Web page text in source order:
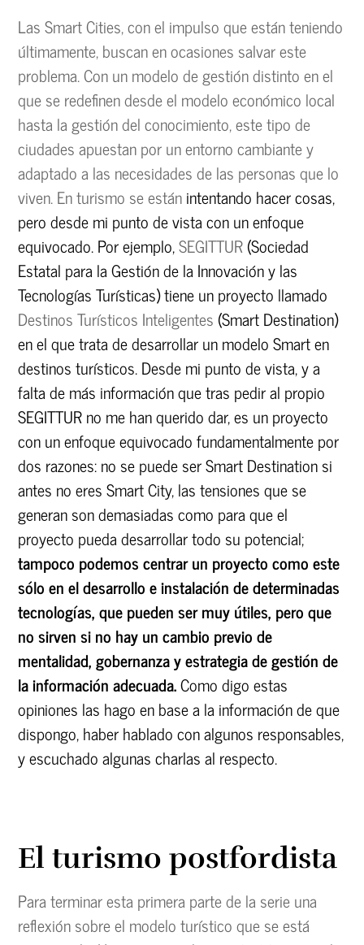
Las Smart Cities, con el impulso que están teniendo
últimamente, buscan en ocasiones salvar este
problema. Con un modelo de gestión distinto en el
que se redefinen desde el modelo económico local
hasta la gestión del conocimiento, este tipo de
ciudades apuestan por un entorno cambiante y
adaptado a las necesidades de las personas que lo
viven. En turismo se estánintentando hacer cosas,
pero desde mi punto de vista con un enfoque
equivocado. Por ejemplo,SEGITTUR(Sociedad
Estatal para la Gestión de la Innovación y las
Tecnologías Turísticas) tiene un proyecto llamado
Destinos Turísticos Inteligentes (Smart Destination)
en el que trata de desarrollar un modelo Smart en
destinos turísticos. Desde mi punto de vista, y a
falta de más información que tras pedir al propio
SEGITTUR no me han querido dar, es un proyecto
con un enfoque equivocado fundamentalmente por
dos razones: no se puede ser Smart Destination si
antes no eres Smart City, las tensiones que se
generan son demasiadas como para que el
proyecto pueda desarrollar todo su potencial;
tampoco podemos centrar un proyecto como este
sólo en el desarrollo e instalación de determinadas
tecnologías, que pueden ser muy útiles, pero que
no sirven si no hay un cambio previo de
mentalidad, gobernanza y estrategia de gestión de
la información adecuada.Como digo estas
opiniones las hago en base a la información de que
dispongo, haber hablado con algunos responsables,
y escuchado algunas charlas al respecto.
El turismo postfordista
Para terminar esta primera parte de la serie una
reflexión sobre el modelo turístico que se está